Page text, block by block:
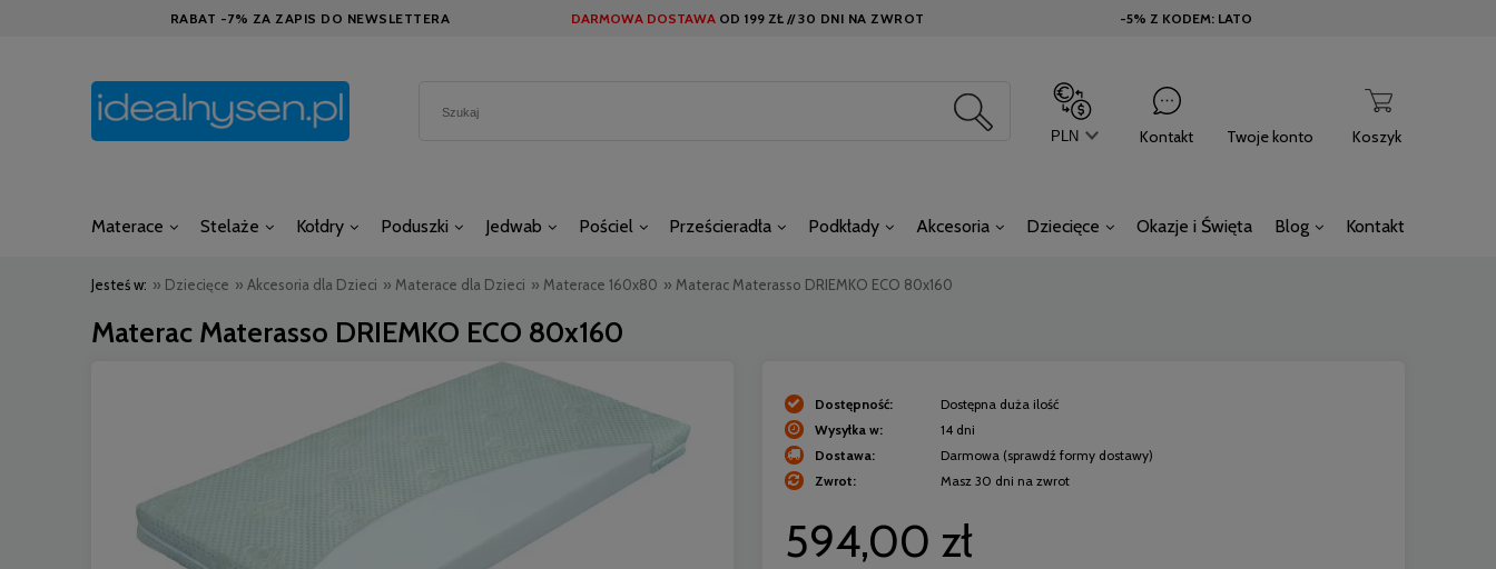
RABAT -7% ZA ZAPIS DO NEWSLETTERA DARMOWA DOSTAWA OD 199 ZŁ //30 DNI NA ZWROT -5% Z KODEM: LATO
Koszyk
Kontakt Twoje konto
Materace Stelaże Kołdry Poduszki Jedwab Pościel Prześcieradła Podkłady Akcesoria Dziecięce Okazje i Święta Blog Kontakt
Jesteś w: » Dziecięce » Akcesoria dla Dzieci » Materace dla Dzieci » Materace 160x80 » Materac Materasso DRIEMKO ECO 80x160
Materac Materasso DRIEMKO ECO 80x160
Dostępność:
Dostępna duża ilość
Wysyłka w:
14 dni
Dostawa:
Darmowa (sprawdź formy dostawy)
Zwrot:
Masz 30 dni na zwrot
594,00 zł